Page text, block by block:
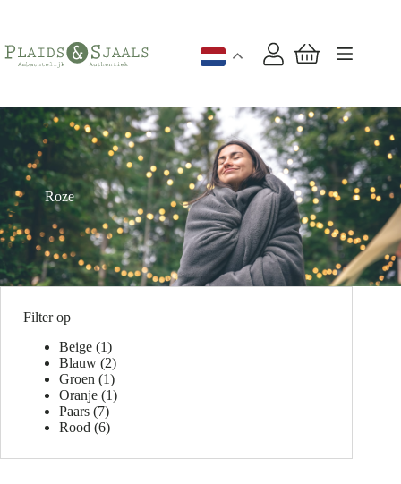
inhoud
Winkelwagen
Roze
Filter op
Beige (1)
Blauw (2)
Groen (1)
Oranje (1)
Paars (7)
Rood (6)